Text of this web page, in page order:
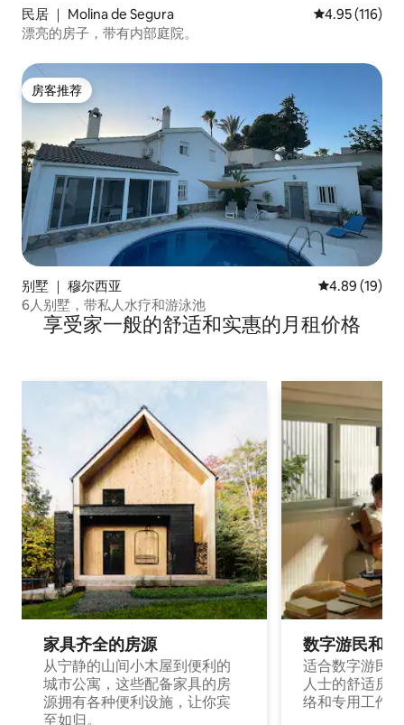
民居 ｜ Molina de Segura 平均评分 4.95
4.95 (116)
漂亮的房子，带有内部庭院。
房客推荐
房客推荐
别墅 ｜ 穆尔西亚 平均评分
4.89 (19)
6人别墅，带私人水疗和游泳池
享受家一般的舒适和实惠的月租价格
家具齐全的房源
从宁静的山间小木屋到便利的
城市公寓，这些配备家具的房
源拥有各种便利设施，让你宾
至如归。
数字游民和
适合数字游民
人士的舒适房
络和专用工作